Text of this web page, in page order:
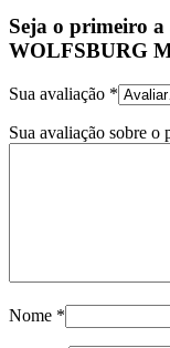
Seja o primeiro
WOLFSBURG
Sua avaliação *
Sua avaliação sobre o
Nome *